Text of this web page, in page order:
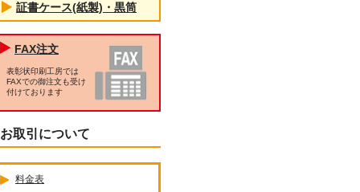
証書ケース(紙製)・黒筒
FAX注文
表彰状印刷工房では
FAXでの御注文も受け
付けております
お取引について
料金表